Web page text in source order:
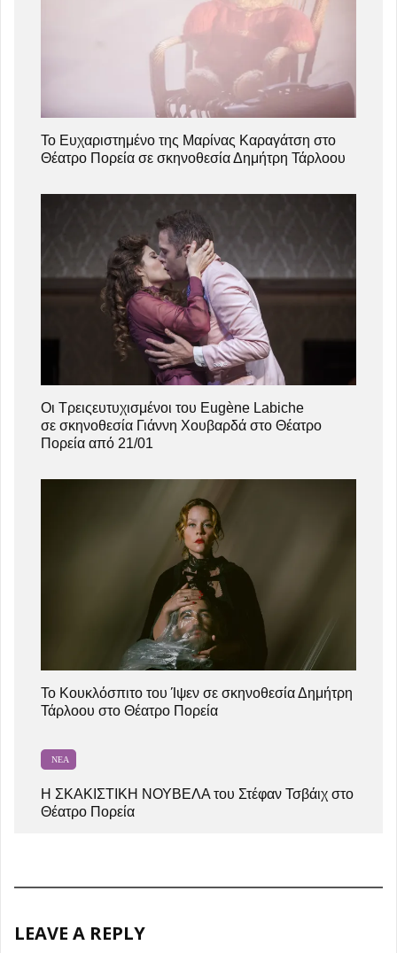
Το Ευχαριστημένο της Μαρίνας Καραγάτση στο
Θέατρο Πορεία σε σκηνοθεσία Δημήτρη Τάρλοου
Οι Τρειςευτυχισμένοι του Eugène Labiche
σε σκηνοθεσία Γιάννη Χουβαρδά στο Θέατρο
Πορεία από 21/01
Το Κουκλόσπιτο του Ίψεν σε σκηνοθεσία Δημήτρη
Τάρλοου στο Θέατρο Πορεία
ΝΈΑ
Η ΣΚΑΚΙΣΤΙΚΗ ΝΟΥΒΕΛΑ του Στέφαν Τσβάιχ στο
Θέατρο Πορεία
LEAVE A REPLY